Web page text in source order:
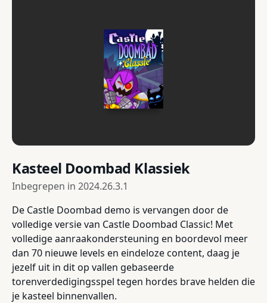
Kasteel Doombad Klassiek
Inbegrepen in 2024.26.3.1
De Castle Doombad demo is vervangen door de
volledige versie van Castle Doombad Classic! Met
volledige aanraakondersteuning en boordevol meer
dan 70 nieuwe levels en eindeloze content, daag je
jezelf uit in dit op vallen gebaseerde
torenverdedigingsspel tegen hordes brave helden die
je kasteel binnenvallen.